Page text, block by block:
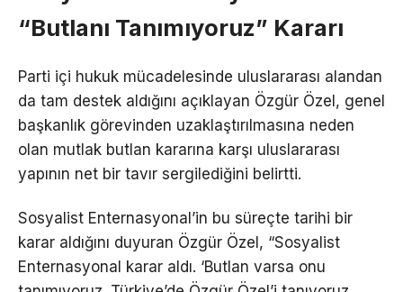
“Butlanı Tanımıyoruz” Kararı
Parti içi hukuk mücadelesinde uluslararası alandan
da tam destek aldığını açıklayan Özgür Özel, genel
başkanlık görevinden uzaklaştırılmasına neden
olan mutlak butlan kararına karşı uluslararası
yapının net bir tavır sergilediğini belirtti.
Sosyalist Enternasyonal’in bu süreçte tarihi bir
karar aldığını duyuran Özgür Özel, “Sosyalist
Enternasyonal karar aldı. ‘Butlan varsa onu